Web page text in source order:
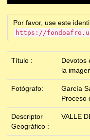
Por favor, use este
https://
Título :
Devotos
la
Fotógrafo:
García
Proceso
Descriptor
Geográfico :
VALLE